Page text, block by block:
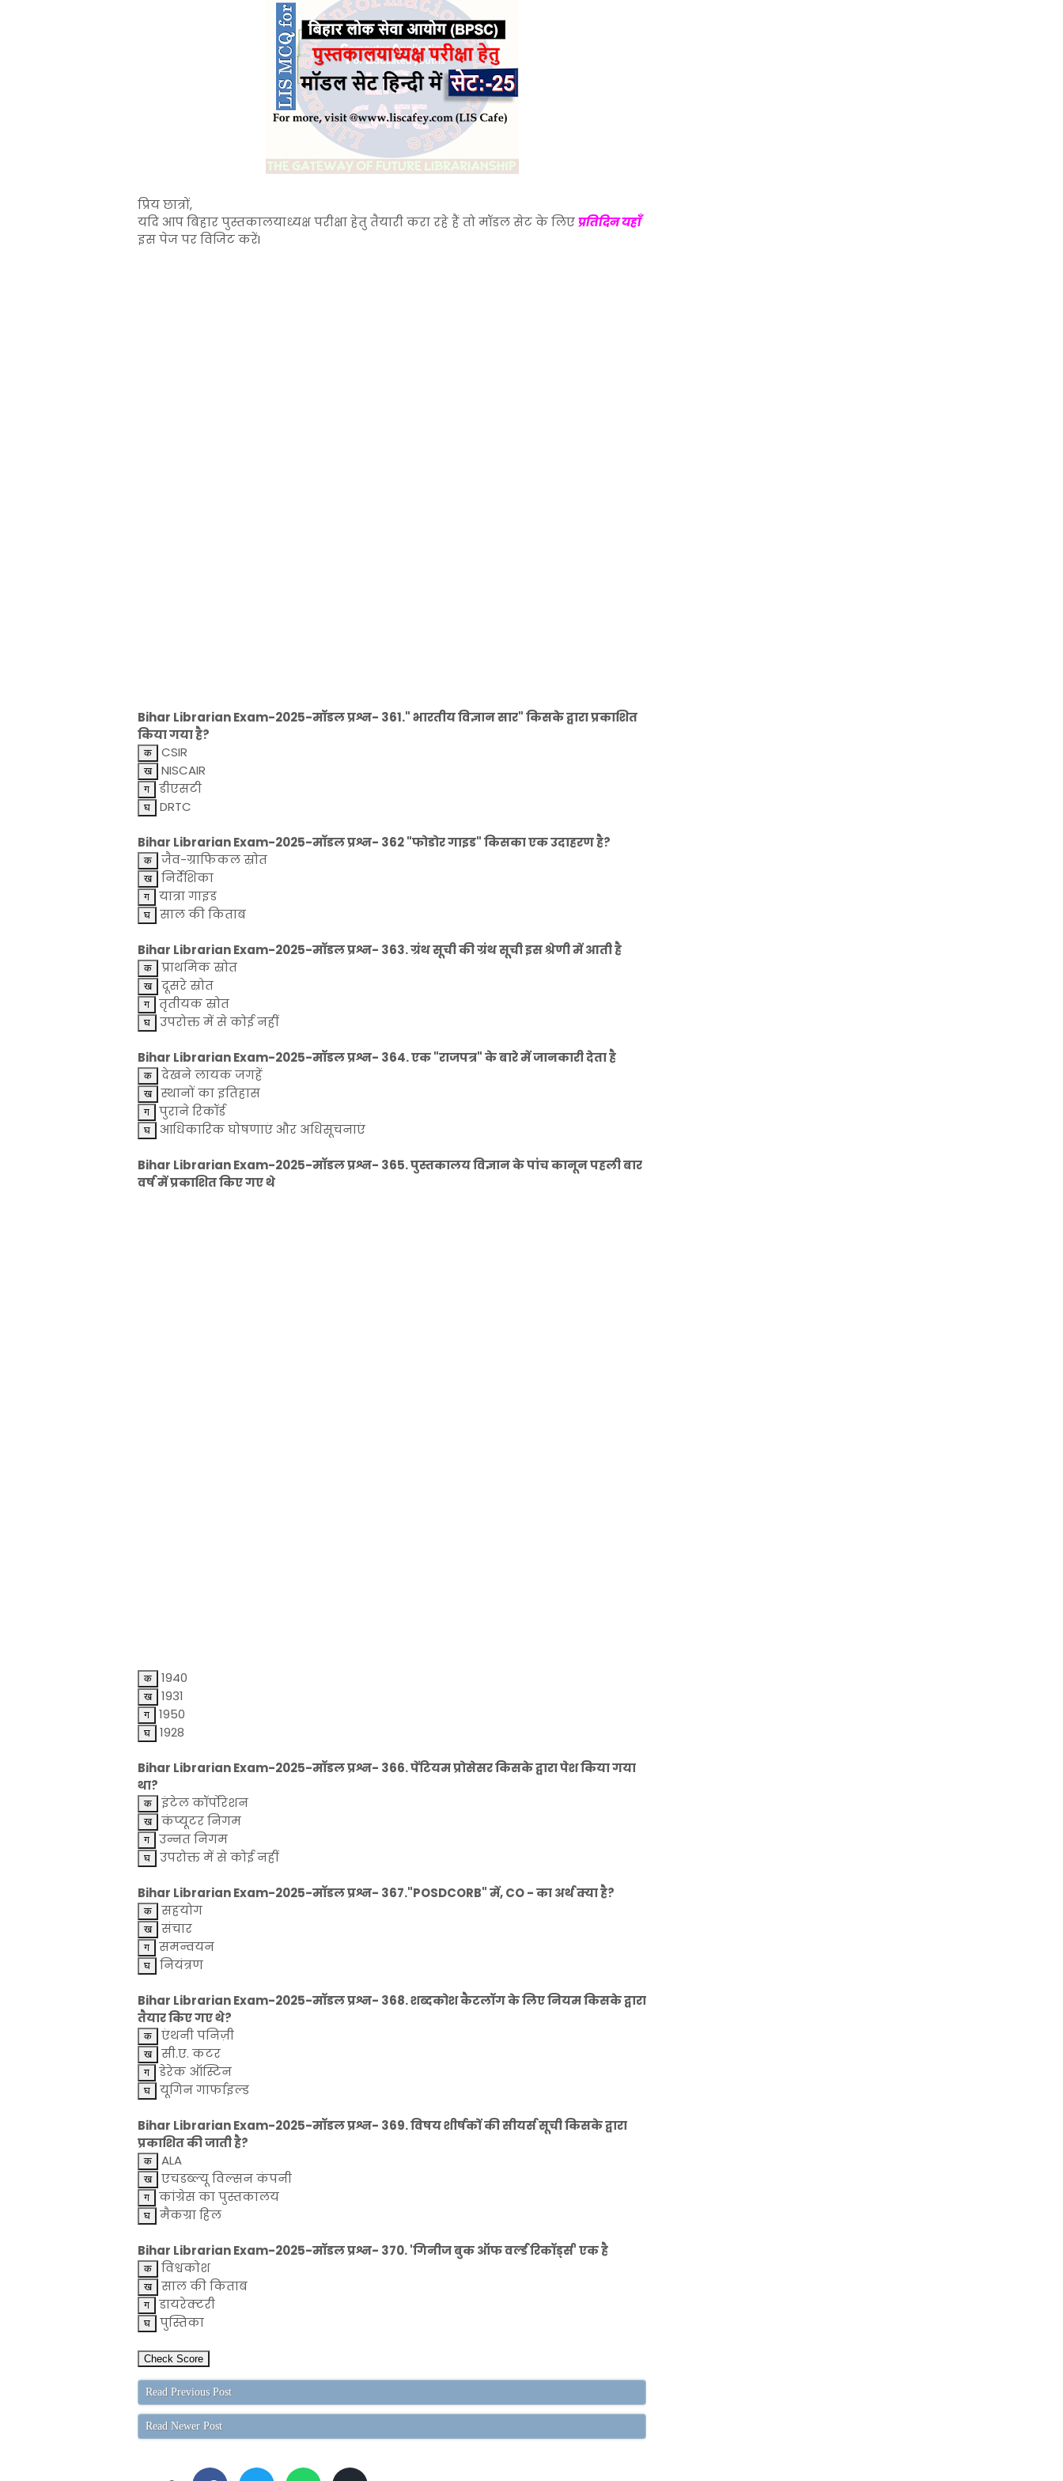
प्रिय छात्रों,
यदि आप बिहार पुस्तकालयाध्यक्ष परीक्षा हेतु तैयारी करा रहे हैं तो मॉडल सेट के लिएप्रतिदिन यहाँ
इस पेज पर विजिट करेंI
Bihar Librarian Exam-2025-मॉडल प्रश्न- 361." भारतीय विज्ञान सार" किसके द्वारा प्रकाशित
किया गया है?
CSIR
NISCAIR
डीएसटी
DRTC
Bihar Librarian Exam-2025-मॉडल प्रश्न- 362 "फोडोर गाइड" किसका एक उदाहरण है?
जैव-ग्राफिकल स्रोत
निर्देशिका
यात्रा गाइड
साल की किताब
Bihar Librarian Exam-2025-मॉडल प्रश्न- 363. ग्रंथ सूची की ग्रंथ सूची इस श्रेणी में आती है
प्राथमिक स्रोत
दूसरे स्रोत
तृतीयक स्रोत
उपरोक्त में से कोई नहीं
Bihar Librarian Exam-2025-मॉडल प्रश्न- 364. एक "राजपत्र" के बारे में जानकारी देता है
देखने लायक जगहें
स्थानों का इतिहास
पुराने रिकॉर्ड
आधिकारिक घोषणाएं और अधिसूचनाएं
Bihar Librarian Exam-2025-मॉडल प्रश्न- 365. पुस्तकालय विज्ञान के पांच कानून पहली बार
वर्ष में प्रकाशित किए गए थे
1940
1931
1950
1928
Bihar Librarian Exam-2025-मॉडल प्रश्न- 366. पेंटियम प्रोसेसर किसके द्वारा पेश किया गया
था?
इंटेल कॉर्पोरेशन
कंप्यूटर निगम
उन्नत निगम
उपरोक्त में से कोई नहीं
Bihar Librarian Exam-2025-मॉडल प्रश्न- 367."POSDCORB" में, CO - का अर्थ क्या है?
सहयोग
संचार
समन्वयन
नियंत्रण
Bihar Librarian Exam-2025-मॉडल प्रश्न- 368. शब्दकोश कैटलॉग के लिए नियम किसके द्वारा
तैयार किए गए थे?
एंथनी पनिज़ी
सी.ए. कटर
डेरेक ऑस्टिन
यूगिन गार्फाइल्ड
Bihar Librarian Exam-2025-मॉडल प्रश्न- 369. विषय शीर्षकों की सीयर्स सूची किसके द्वारा
प्रकाशित की जाती है?
ALA
एचडब्ल्यू विल्सन कंपनी
कांग्रेस का पुस्तकालय
मैकग्रा हिल
Bihar Librarian Exam-2025-मॉडल प्रश्न- 370. 'गिनीज बुक ऑफ वर्ल्ड रिकॉर्ड्स' एक है
विश्वकोश
साल की किताब
डायरेक्टरी
पुस्तिका
Read Previous Post
Read Newer Post